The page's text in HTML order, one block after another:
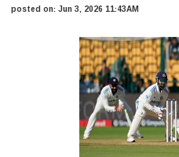
posted on:Jun 3, 2026 11:43AM